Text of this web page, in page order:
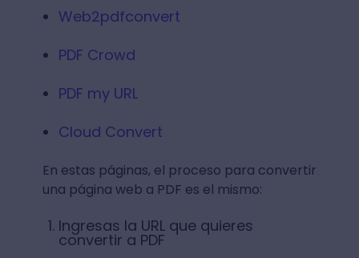
Web2pdfconvert
PDF Crowd
PDF my URL
Cloud Convert
En estas páginas, el proceso para convertir
una página web a PDF es el mismo:
Ingresas la URL que quieres
convertir a PDF